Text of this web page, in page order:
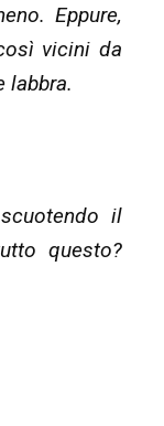
Eppure,
vicini da
labbra.
il
questo?